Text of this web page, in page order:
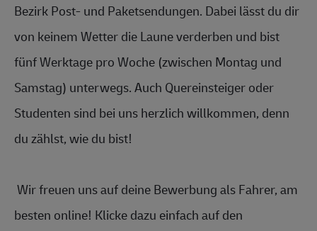
Bezirk Post- und Paketsendungen. Dabei lässt du dir
von keinem Wetter die Laune verderben und bist
fünf Werktage pro Woche (zwischen Montag und
Samstag) unterwegs. Auch Quereinsteiger oder
Studenten sind bei uns herzlich willkommen, denn
du zählst, wie du bist!
besten online! Klicke dazu einfach auf den